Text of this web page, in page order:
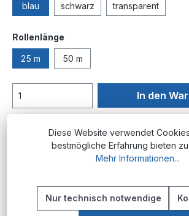
blau schwarz transparent
Rollenlänge
25 m 50 m
In den
Produktnummer:PM.PE.6x4.bl-25
Produktübersicht PE
Diese Website verwendet
bestmögliche Erfahrung bieten
Mehr Informationen...
Nur technisch notwendige